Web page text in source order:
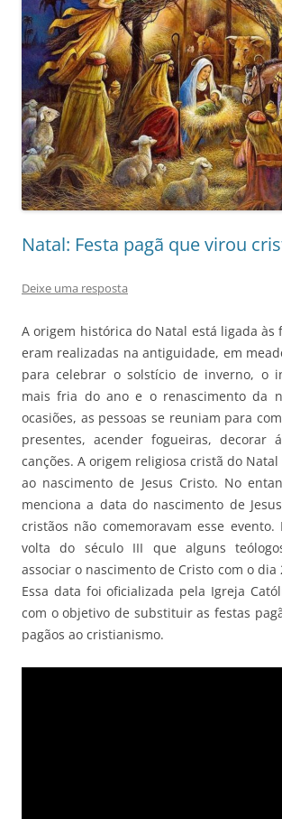
Natal: Festa pagã que virou
Deixe uma resposta
A origem histórica do Natal está ligada às
eram realizadas na antiguidade, em
para celebrar o solstício de inverno, o
mais fria do ano e o renascimento da
ocasiões, as pessoas se reuniam para
presentes, acender fogueiras, decorar
canções. A origem religiosa cristã do
ao nascimento de Jesus Cristo. No
menciona a data do nascimento de
cristãos não comemoravam esse
volta do século III que alguns
associar o nascimento de Cristo com o dia
Essa data foi oficializada pela Igreja
com o objetivo de substituir as festas
pagãos ao cristianismo.